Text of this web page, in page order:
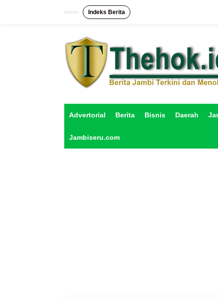
Indeks Berita
Advertorial Berita Bisnis Daerah
Jambiseru.com